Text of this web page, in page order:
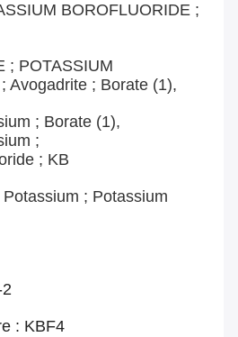
BOROFLUORIDE ;
; POTASSIUM
Avogadrite ; Borate (1),
; Borate (1),
;
; KB
; Potassium
: KBF4